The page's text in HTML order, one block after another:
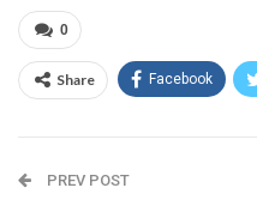
0
Share Facebook
PREV POST